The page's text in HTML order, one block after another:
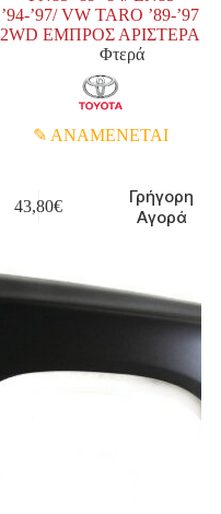
’94-’97/ VW TARO ’89-’97
2WD ΕΜΠΡΟΣ ΑΡΙΣΤΕΡΑ
Φτερά
ΑΝΑΜΕΝΕΤΑΙ
43,80€
Γρήγορη
Αγορά